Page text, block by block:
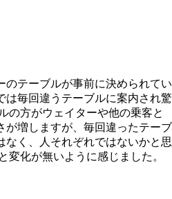
のテーブルが事前に決められてい
は毎回違うテーブルに案内され驚
の方がウェイターや他の乗客と
が増しますが、毎回違ったテーブ
なく、人それぞれではないかと思
変化が無いように感じました。